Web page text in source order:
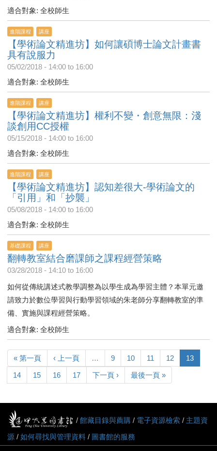
適合對象: 全校師生
進階課程 講座
【學術論文精進坊】如何讓碩博士論文計畫書
具有說服力
05/02/2018 - 14:00 to 16:00
適合對象: 全校師生
進階課程 講座
【學術論文精進坊】權利不變・創意無限：淺
談創用CC授權
05/15/2018 - 14:00 to 16:00
適合對象: 全校師生
進階課程 講座
【學術論文精進坊】認知差很大-學術論文的
「引用」和「抄襲」
05/08/2018 - 14:00 to 16:00
適合對象: 全校師生
基礎課程 講座
翻轉教室結合磨課師之課程經營策略
03/28/2018 - 14:10 to 16:00
如何從傳統講述式教學調整為以學生成為學習主體？本單元邀
請致力於數位學習與行動學習領域的朱老師分享翻轉教室的準
備、實施與課程經營策略。
適合對象: 全校師生
« 第一頁 ‹ 上一頁 … 9 10 11 12 13
14 15 16 17 下一頁 › 最後一頁 »
/ 館藏目錄與薦購 / 電子資源檢索 / 主題資
源 / 如何尋找與管理資料 / 圖書館的服務